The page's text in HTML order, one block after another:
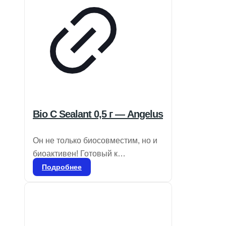
Bio C Sealant 0,5 г — Angelus
Он не только биосовместим, но и
биоактивен! Готовый к
применению биокерамический
Подробнее